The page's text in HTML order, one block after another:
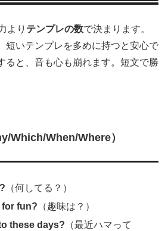
より テンプレの数で決まります。
短いテンプレを多めに持つと安心で
ると、音も心も崩れます。短文で勝
Which/When/Where）
（何してる？）
for fun? （趣味は？）
these days? （最近ハマって